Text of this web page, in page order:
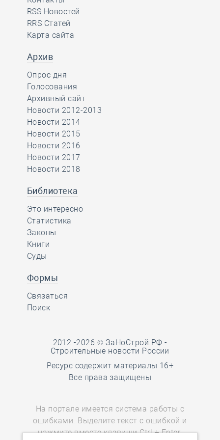
RSS Новостей
RRS Статей
Карта сайта
Архив
Опрос дня
Голосования
Архивный сайт
Новости 2012-2013
Новости 2014
Новости 2015
Новости 2016
Новости 2017
Новости 2018
Библиотека
Это интересно
Статистика
Законы
Книги
Суды
Формы
Связаться
Поиск
2012 -2026 © ЗаНоСтрой.РФ -
Строительные новости России
Ресурс содержит материалы 16+
Все права защищены
На портале имеется система работы с
ошибками. Выделите текст с ошибкой и
нажмите вместе клавиши Ctrl + Enter.